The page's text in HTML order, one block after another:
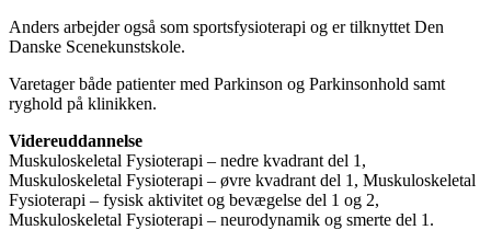
Anders arbejder også som sportsfysioterapi og er tilknyttet Den
Danske Scenekunstskole.
Varetager både patienter med Parkinson og Parkinsonhold samt
ryghold på klinikken.
Videreuddannelse
Muskuloskeletal Fysioterapi – nedre kvadrant del 1,
Muskuloskeletal Fysioterapi – øvre kvadrant del 1, Muskuloskeletal
Fysioterapi – fysisk aktivitet og bevægelse del 1 og 2,
Muskuloskeletal Fysioterapi – neurodynamik og smerte del 1.